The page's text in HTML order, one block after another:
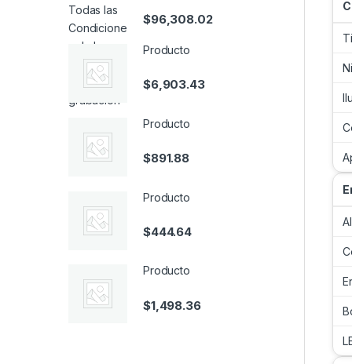
$96,308.02
Producto
$6,903.43
Producto
$891.88
Producto
$444.64
Producto
$1,498.36